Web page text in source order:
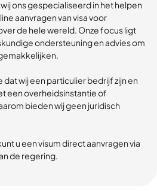
ons gespecialiseerd in het helpen
aanvragen van visa voor
de hele wereld. Onze focus ligt
ondersteuning en advies om
wij een particulier bedrijf zijn en
een overheidsinstantie of
bieden wij geen juridisch
u een visum direct aanvragen via
de regering.